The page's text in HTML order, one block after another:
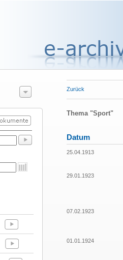
Zurück
Thema "Sport"
Datum
25.04.1913
29.01.1923
07.02.1923
01.01.1924